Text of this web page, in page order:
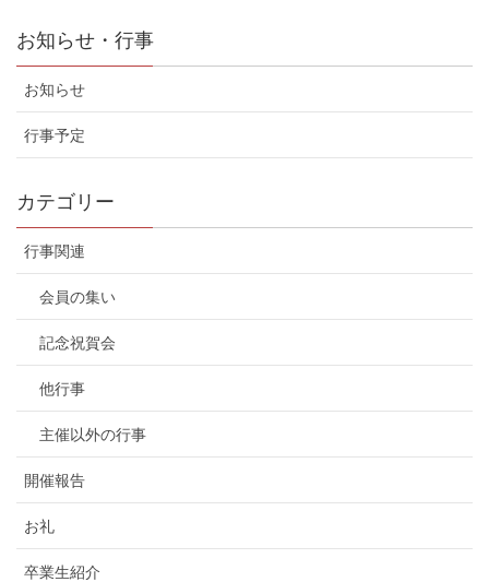
お知らせ・行事
お知らせ
行事予定
カテゴリー
行事関連
会員の集い
記念祝賀会
他行事
主催以外の行事
開催報告
お礼
卒業生紹介